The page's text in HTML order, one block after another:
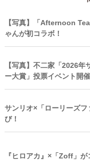
【写真】「Afternoon
ゃんが初コラボ！
【写真】不二家「2026年
ー大賞」投票イベント開催
サンリオ×「ローリーズフ
び！
『ヒロアカ』×「Zoff」が